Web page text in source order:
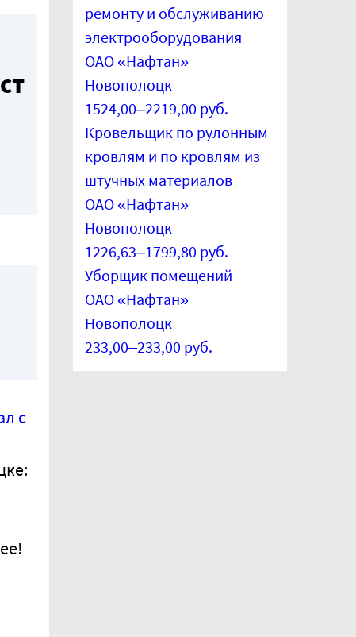
с
ремонту и обслуживанию
электрооборудования
ОАО «Нафтан»
Новополоцк
1524,00–2219,00 руб.
Кровельщик по рулонным
кровлям и по кровлям из
штучных материалов
ОАО «Нафтан»
Новополоцк
1226,63–1799,80 руб.
Уборщик помещений
ОАО «Нафтан»
Новополоцк
233,00–233,00 руб.